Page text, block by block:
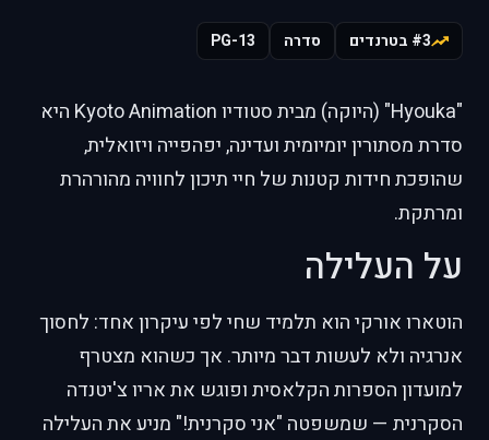
#3 בטרנדים סדרה PG-13
"Hyouka" (היוקה) מבית סטודיו Kyoto Animation היא
סדרת מסתורין יומיומית ועדינה, יפהפייה ויזואלית,
שהופכת חידות קטנות של חיי תיכון לחוויה מהורהרת
ומרתקת.
על העלילה
הוטארו אורקי הוא תלמיד שחי לפי עיקרון אחד: לחסוך
אנרגיה ולא לעשות דבר מיותר. אך כשהוא מצטרף
למועדון הספרות הקלאסית ופוגש את אריו צ'יטנדה
הסקרנית — שמשפטה "אני סקרנית!" מניע את העלילה